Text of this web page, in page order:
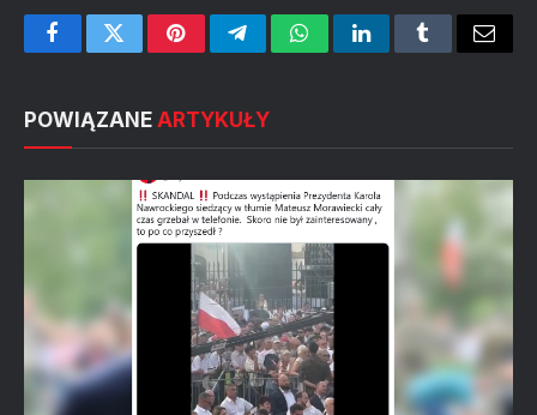
FacebookTwitterPinterestTelegramWhatsAppLinkedInTumblrEmail
POWIĄZANE ARTYKUŁY